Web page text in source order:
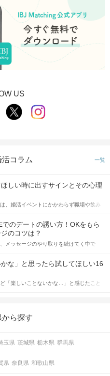
イムスタート
US
コラム 一覧
しい時に出すサインとその心理
、婚活イベントにかかわらず職場や飲み
も左右されます。 これから恋人作りを本
る方は、女性が異性を求めて出すサイン
しい行動に移せるかどうかが重要。 この
けて欲しい時に出すサインとその心理を
げるべきかをご紹介していきます。
のデートの誘い方！OKをもら
のコツは？
メッセージのやり取りを続けてく中で
ったらいいの？」とお困りの男性もいら
ょうか。 そこで今回は、男性から女性へ
い方のコツをご紹介します。例文も混じ
ぜひ参考にしてください。
かな」と思ったら試してほしい16
「楽しいことないかな…」と感じたこと
集めました♪ いままさに楽しいことを探し
ら探す
玉県 茨城県 栃木県 群馬県
県 奈良県 和歌山県